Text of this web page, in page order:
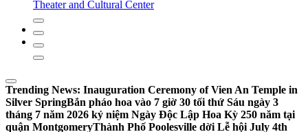
Theater and Cultural Center
Trending News: Inauguration Ceremony of Vien An Temple in
Silver SpringBắn pháo hoa vào 7 giờ 30 tối thứ Sáu ngày 3
tháng 7 năm 2026 kỷ niệm Ngày Độc Lập Hoa Kỳ 250 năm tại
quận MontgomeryThành Phố Poolesville dời Lễ hội July 4th